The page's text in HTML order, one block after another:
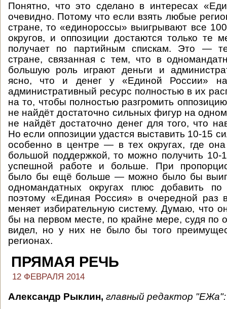
Понятно, что это сделано в интересах
очевидно. Потому что если взять любые
стране, то «единороссы» выигрывают все
округов, и оппозиции достаются только те
получает по партийным спискам. Это —
стране, связанная с тем, что в
большую роль играют деньги и
ясно, что и денег у «Единой России»
административный ресурс полностью в их
на то, чтобы полностью разгромить
не найдёт достаточно сильных фигур на
не найдёт достаточно денег для того, что
Но если оппозиции удастся выставить 10-15
особенно в центре — в тех округах, где она
большой поддержкой, то можно получить 10-
успешной работе и больше. При
было бы ещё больше — можно было бы
одномандатных округах плюс добавить
поэтому «Единая Россия» в очередной раз
меняет избирательную систему. Думаю, что
бы на первом месте, по крайне мере, судя по
видел, но у них не было бы того
регионах.
ПРЯМАЯ РЕЧЬ
12 ФЕВРАЛЯ 2014
Александр Рыклин, главный редактор "ЕЖа":